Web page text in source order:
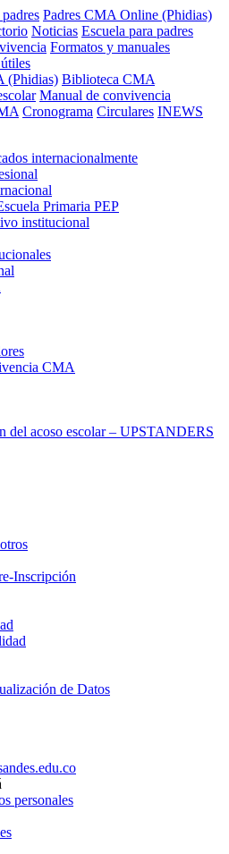
Padres CMA Online (Phidias)
Noticias Escuela para padres
Formatos y manuales
(Phidias) Biblioteca CMA
Manual de convivencia
Cronograma Circulares INEWS
internacionalmente
Primaria PEP
institucional
CMA
del acoso escolar – UPSTANDERS
Inscripción
de Datos
personales